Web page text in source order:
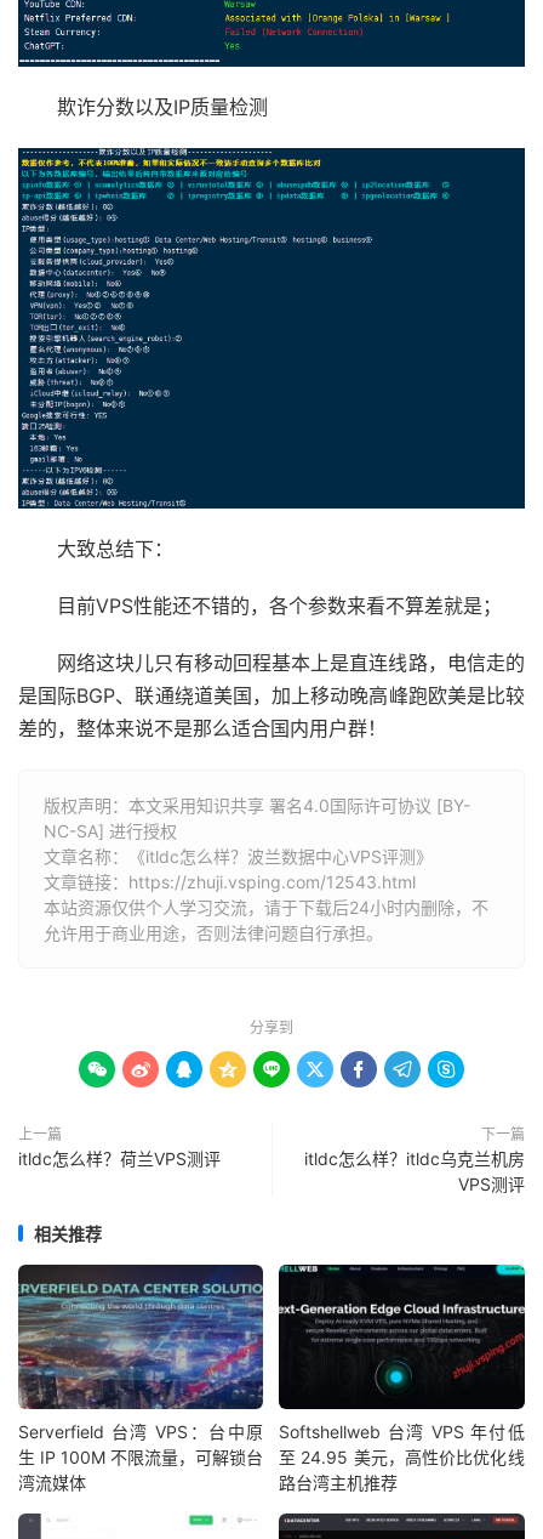
欺诈分数以及IP质量检测
大致总结下：
目前VPS性能还不错的，各个参数来看不算差就是；
网络这块儿只有移动回程基本上是直连线路，电信走的
是国际BGP、联通绕道美国，加上移动晚高峰跑欧美是比较
差的，整体来说不是那么适合国内用户群！
版权声明：本文采用知识共享 署名4.0国际许可协议 [BY-
NC-SA] 进行授权
文章名称：《itldc怎么样？波兰数据中心VPS评测》
文章链接： https://zhuji.vsping.com/12543.html
本站资源仅供个人学习交流，请于下载后24小时内删除，不
允许用于商业用途，否则法律问题自行承担。
分享到
        
上一篇
itldc怎么样？荷兰VPS测评
下一篇
itldc怎么样？itldc乌克兰机房
VPS测评
相关推荐
Serverfield 台湾 VPS：台中原
生 IP 100M 不限流量，可解锁台
湾流媒体
Softshellweb 台湾 VPS 年付低
至 24.95 美元，高性价比优化线
路台湾主机推荐